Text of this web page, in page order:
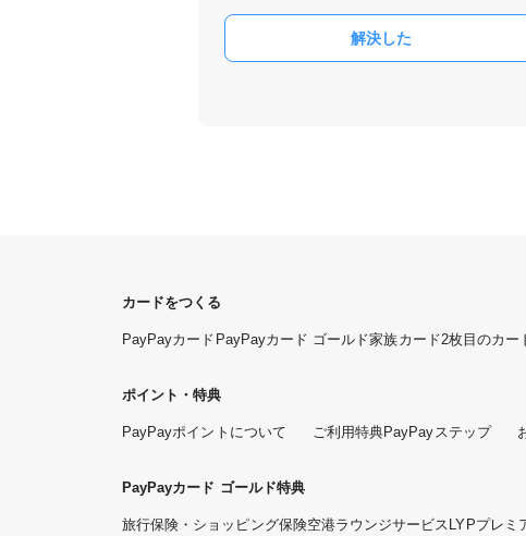
解決した
カードをつくる
PayPayカード PayPayカード ゴールド家族カード2枚目のカー
ポイント・特典
PayPayポイントについて ご利用特典PayPayステップ
PayPayカード ゴールド特典
旅行保険・ショッピング保険空港ラウンジサービス LYPプレミ